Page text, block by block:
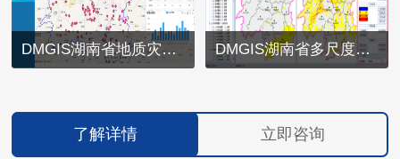
DMGIS湖南省地质灾害调查评价与风险管控系统 DMGIS湖南省多尺度区域地质灾害预警系统
了解详情 立即咨询